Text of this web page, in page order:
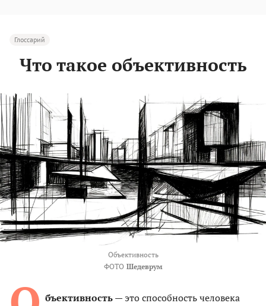
Глоссарий
Что такое объективность
Объективность
ФОТО Шедеврум
бъективность— это способность человека